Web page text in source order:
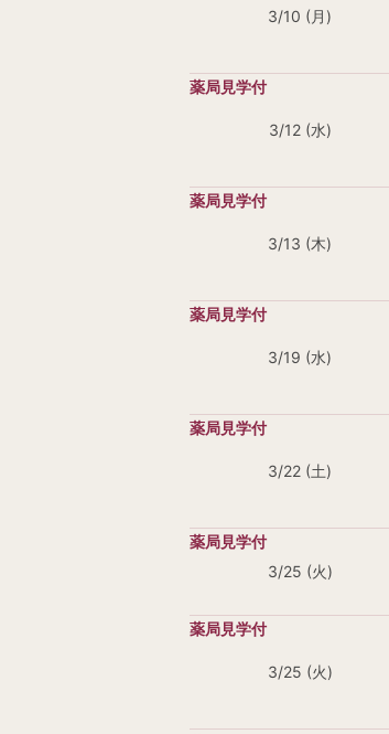
3/10 (月)
3/12 (水)
3/13 (木)
3/19 (水)
3/22 (土)
3/25 (火)
3/25 (火)